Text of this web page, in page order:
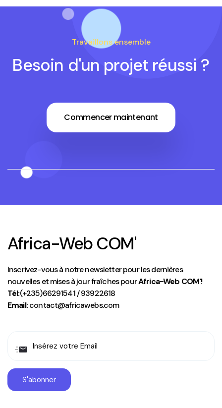
Travaillons ensemble
Besoin d'un projet réussi ?
Commencer maintenant
Africa-Web COM'
Inscrivez-vous à notre newsletter pour les dernières
nouvelles et mises à jour fraîches pourAfrica-Web COM'!
Tél:(+235)66291541 / 93922618
Email:contact@africawebs.com